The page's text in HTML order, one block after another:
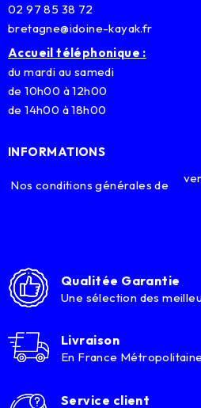
02 97 85 38 72
bretagne@idoine-kayak.fr
Accueil téléphonique :
du mardi au samedi
de 10h00 à 12h00
de 14h00 à 18h00
INFORMATIONS
Nos conditions générales de
Qualitée Garantie
Une sélection des
Livraison
En France
Service client